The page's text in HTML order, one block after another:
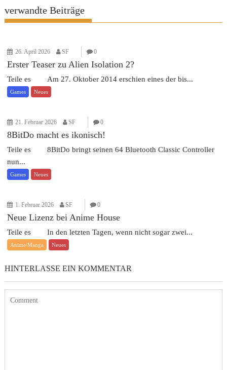
verwandte Beiträge
26. April 2026 SF 0
Erster Teaser zu Alien Isolation 2?
Teile es Am 27. Oktober 2014 erschien eines der bis...
Games Neues
21. Februar 2026 SF 0
8BitDo macht es ikonisch!
Teile es 8BitDo bringt seinen 64 Bluetooth Classic Controller
nun...
Games Neues
1. Februar 2026 SF 0
Neue Lizenz bei Anime House
Teile es In den letzten Tagen, wenn nicht sogar zwei...
Anime/Manga Neues
HINTERLASSE EIN KOMMENTAR